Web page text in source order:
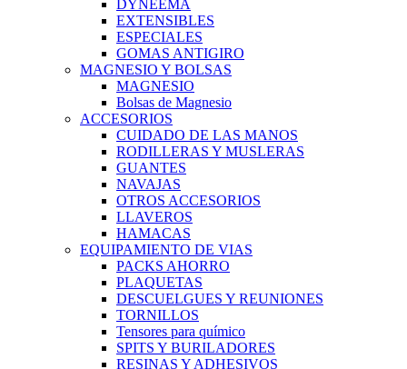
DYNEEMA
EXTENSIBLES
ESPECIALES
GOMAS ANTIGIRO
MAGNESIO Y BOLSAS
MAGNESIO
Bolsas de Magnesio
ACCESORIOS
CUIDADO DE LAS MANOS
RODILLERAS Y MUSLERAS
GUANTES
NAVAJAS
OTROS ACCESORIOS
LLAVEROS
HAMACAS
EQUIPAMIENTO DE VIAS
PACKS AHORRO
PLAQUETAS
DESCUELGUES Y REUNIONES
TORNILLOS
Tensores para químico
SPITS Y BURILADORES
RESINAS Y ADHESIVOS